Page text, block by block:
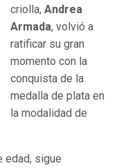
criolla, Andrea
Armada, volvió a
ratificar su gran
momento con la
conquista de la
medalla de plata en
la modalidad de
edad, sigue